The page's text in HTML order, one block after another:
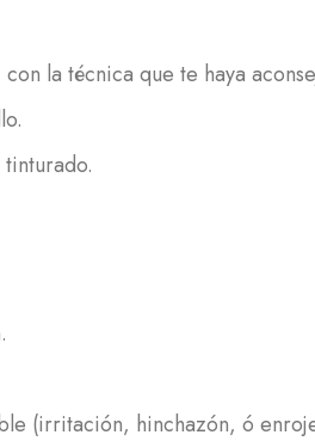
la técnica que te haya
(irritación, hinchazón, ó